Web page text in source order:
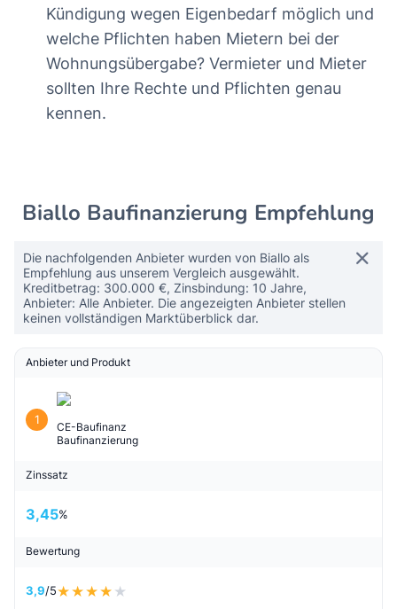
Kündigung wegen Eigenbedarf möglich und
welche Pflichten haben Mietern bei der
Wohnungsübergabe? Vermieter und Mieter
sollten Ihre Rechte und Pflichten genau
kennen.
Biallo Baufinanzierung Empfehlung
Die nachfolgenden Anbieter wurden von Biallo als
Empfehlung aus unserem Vergleich ausgewählt.
Kreditbetrag: 300.000 €, Zinsbindung: 10 Jahre,
Anbieter: Alle Anbieter. Die angezeigten Anbieter stellen
keinen vollständigen Marktüberblick dar.
Anbieter und Produkt
1
CE-Baufinanz
Baufinanzierung
Zinssatz
3,45%
Bewertung
3,9/5